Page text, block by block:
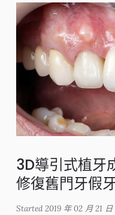
3D導引式植牙
修復舊門牙假
Started2019 年 02 月 21 日